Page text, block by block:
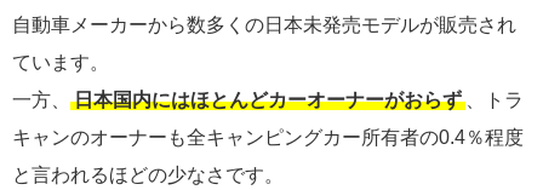
自動車メーカーから数多くの日本未発売モデルが販売され
ています。
一方、
日本国内にはほとんどカーオーナーがおらず
、トラ
キャンのオーナーも全キャンピングカー所有者の0.4％程度
と言われるほどの少なさです。